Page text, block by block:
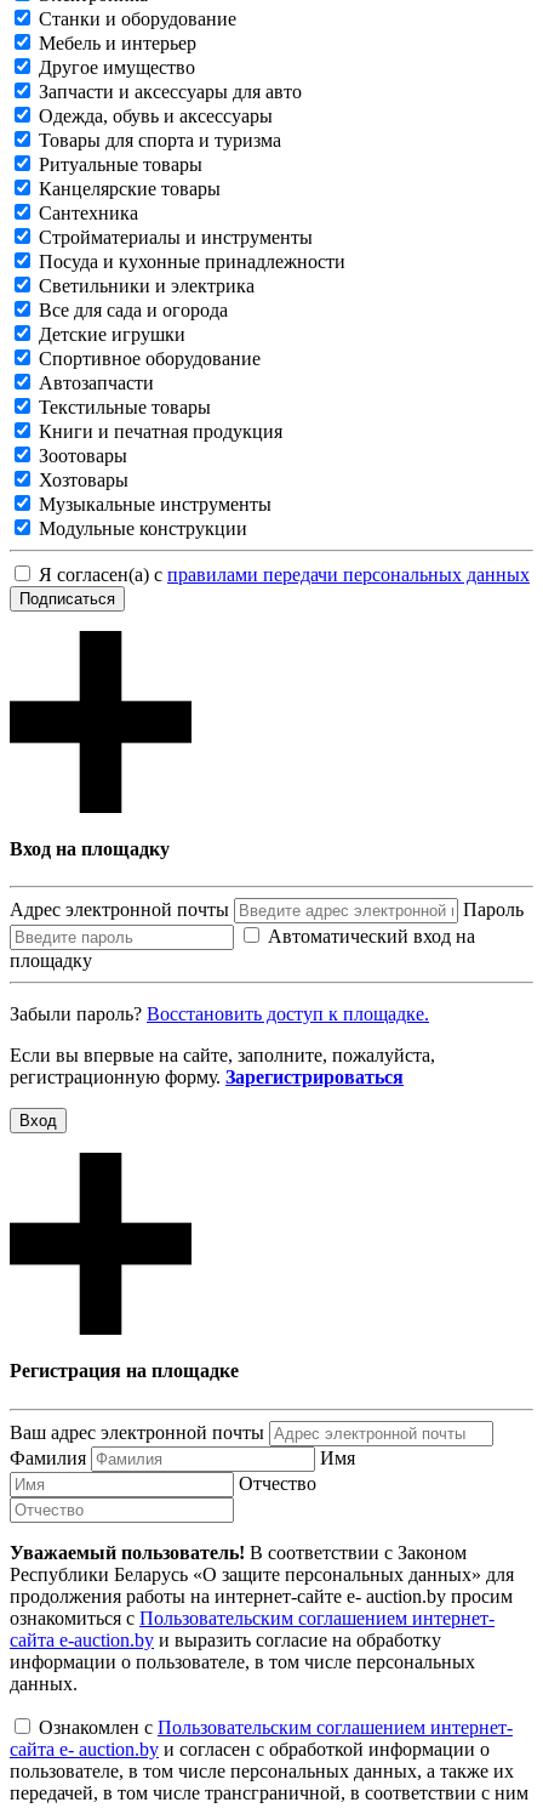
Станки и оборудование
Мебель и интерьер
Другое имущество
Запчасти и аксессуары для авто
Одежда, обувь и аксессуары
Товары для спорта и туризма
Ритуальные товары
Канцелярские товары
Сантехника
Стройматериалы и инструменты
Посуда и кухонные принадлежности
Светильники и электрика
Все для сада и огорода
Детские игрушки
Спортивное оборудование
Автозапчасти
Текстильные товары
Книги и печатная продукция
Зоотовары
Хозтовары
Музыкальные инструменты
Модульные конструкции
Я согласен(а) с правилами передачи персональных данных
Подписаться
Вход на площадку
Адрес электронной почты
Пароль
Автоматический вход на
площадку
Забыли пароль? Восcтановить доступ к площадке.
Если вы впервые на сайте, заполните, пожалуйста,
регистрационную форму. Зарегистрироваться
Вход
Регистрация на площадке
Ваш адрес электронной почты
Фамилия
Имя
Отчество
Уважаемый пользователь! В соответствии с Законом
Республики Беларусь «О защите персональных данных» для
продолжения работы на интернет-сайте e- auction.by просим
ознакомиться с Пользовательским соглашением интернет-
сайта e-auction.by и выразить согласие на обработку
информации о пользователе, в том числе персональных
данных.
Ознакомлен с Пользовательским соглашением интернет-
сайта e- auction.by и согласен с обработкой информации о
пользователе, в том числе персональных данных, а также их
передачей, в том числе трансграничной, в соответствии с ним